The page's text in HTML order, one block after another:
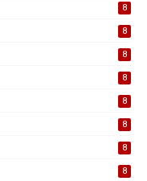
8
8
8
8
8
8
8
8